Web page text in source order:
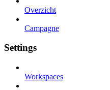
Overzicht
Campagne
Settings
Workspaces